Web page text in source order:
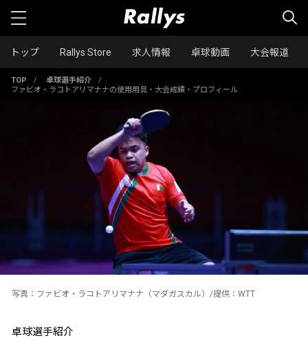
トップ Rallys Store 求人情報 卓球動画 大会報道
TOP / 卓球選手紹介
/
ファビオ・ラコトアリマナナの使用用具・大会成績・プロフィール
写真：ファビオ・ラコトアリマナナ（マダガスカル）/提供：WTT
卓球選手紹介